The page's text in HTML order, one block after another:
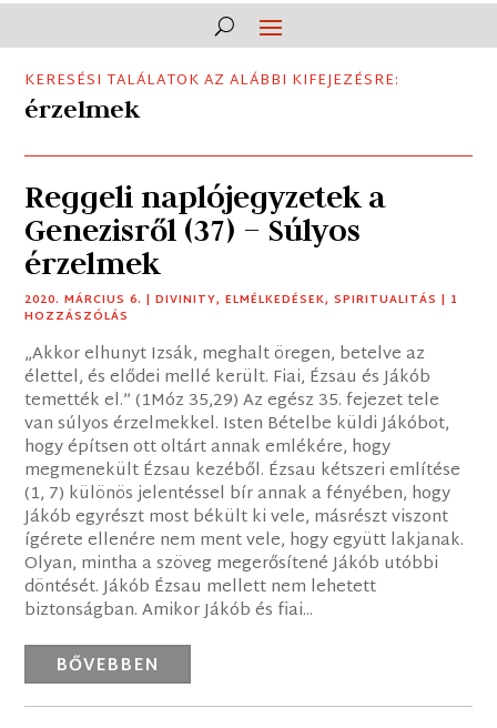
KERESÉSI TALÁLATOK AZ ALÁBBI KIFEJEZÉSRE:
érzelmek
Reggeli naplójegyzetek a
Genezisről (37) – Súlyos
érzelmek
2020. MÁRCIUS 6. |DIVINITY,ELMÉLKEDÉSEK,SPIRITUALITÁS | 1
HOZZÁSZÓLÁS
„Akkor elhunyt Izsák, meghalt öregen, betelve az
élettel, és elődei mellé került. Fiai, Ézsau és Jákób
temették el.” (1Móz 35,29) Az egész 35. fejezet tele
van súlyos érzelmekkel. Isten Bételbe küldi Jákóbot,
hogy építsen ott oltárt annak emlékére, hogy
megmenekült Ézsau kezéből. Ézsau kétszeri említése
(1, 7) különös jelentéssel bír annak a fényében, hogy
Jákób egyrészt most békült ki vele, másrészt viszont
ígérete ellenére nem ment vele, hogy együtt lakjanak.
Olyan, mintha a szöveg megerősítené Jákób utóbbi
döntését. Jákób Ézsau mellett nem lehetett
biztonságban. Amikor Jákób és fiai...
BŐVEBBEN